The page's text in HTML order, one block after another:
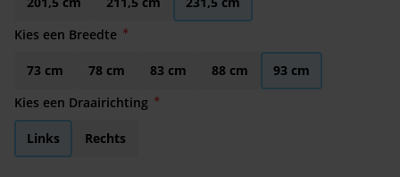
Kies een Breedte
73 cm 78 cm 83 cm 88 cm
93 cm
Kies een Draairichting
Links Rechts